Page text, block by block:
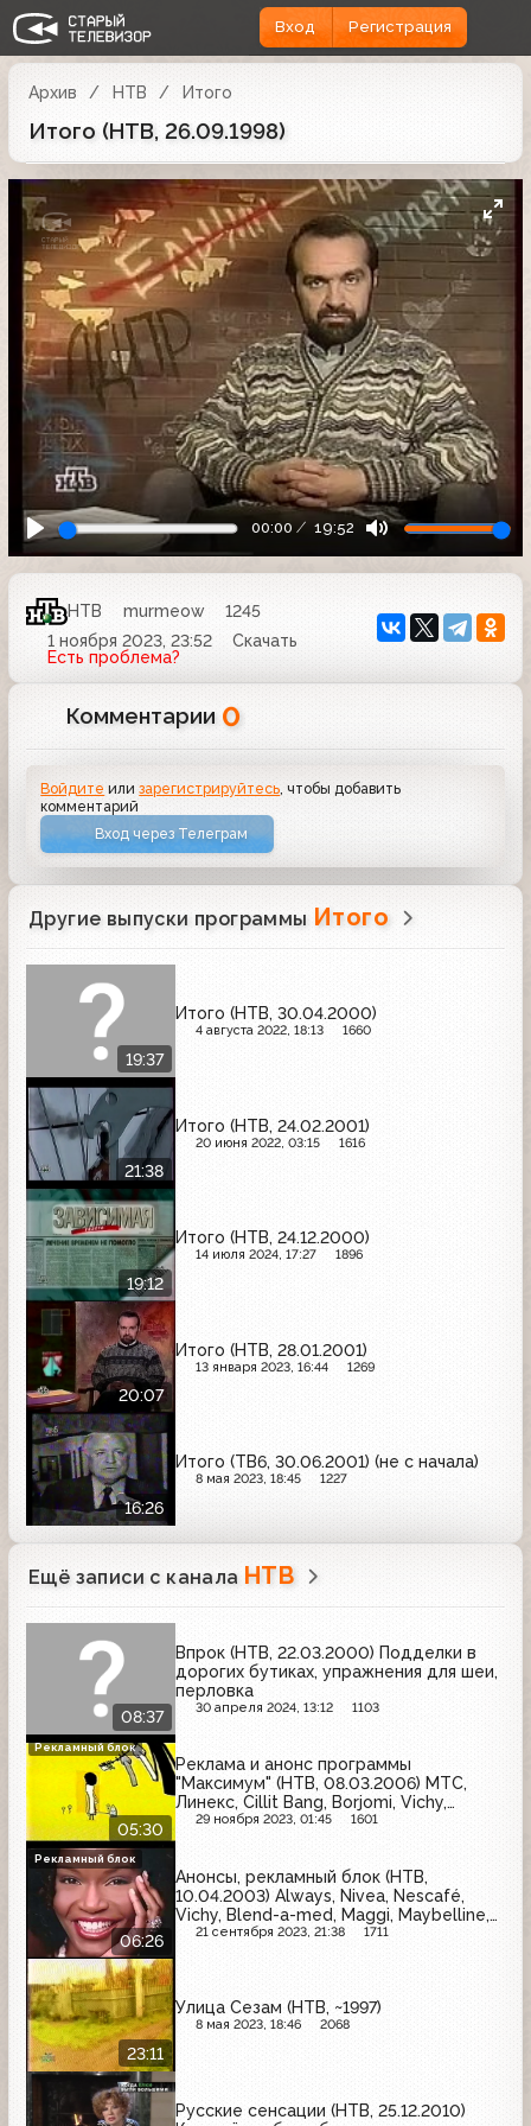
Вход Регистрация
Архив НТВ Итого
Итого (НТВ, 26.09.1998)
00:00 19:52
НТВ murmeow
1245
1 ноября 2023, 23:52
Скачать
Есть проблема?
Комментарии 0
Войдите илизарегистрируйтесь , чтобы добавить
комментарий
Вход через Телеграм
Другие выпуски программы Итого
19:37
Итого (НТВ, 30.04.2000)
4 августа 2022, 18:13 1660
21:38
Итого (НТВ, 24.02.2001)
20 июня 2022, 03:15 1616
19:12
Итого (НТВ, 24.12.2000)
14 июля 2024, 17:27 1896
20:07
Итого (НТВ, 28.01.2001)
13 января 2023, 16:44 1269
16:26
Итого (ТВ6, 30.06.2001) (не с начала)
8 мая 2023, 18:45 1227
Ещё записи с канала НТВ
08:37
Впрок (НТВ, 22.03.2000) Подделки в
дорогих бутиках, упражнения для шеи,
перловка
30 апреля 2024, 13:12 1103
05:30
Реклама и анонс программы
"Максимум" (НТВ, 08.03.2006) МТС,
Линекс, Cillit Bang, Borjomi, Vichy,
Zanussi, Toyota, Holsten, Bagbier,
29 ноября 2023, 01:45 1601
Рекламный блок
06:26
Анонсы, рекламный блок (НТВ,
10.04.2003) Always, Nivea, Nescafé,
Vichy, Blend-a-med, Maggi, Maybelline,
Asics, Nestlé, LG, Венорутон, Sunsilk,
21 сентября 2023, 21:38 1711
Рекламный блок
23:11
Улица Сезам (НТВ, ~1997)
8 мая 2023, 18:46 2068
Русские сенсации (НТВ, 25.12.2010)